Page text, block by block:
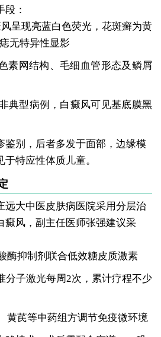
：
呈现亮蓝白色荧光，花斑癣为黄
无特异性显影
素网结构、毛细血管形态及鳞屑
典型病例，白癜风可见基底膜黑
鉴别，后者多发于面部，边缘模
特应性体质儿童。
远大中医皮肤病医院采用分层治
癜风，副主任医师张强建议采
酶抑制剂联合低效糖皮质激素
分子激光每周2次，累计疗程不少
黄芪等中药组方调节免疫微环境